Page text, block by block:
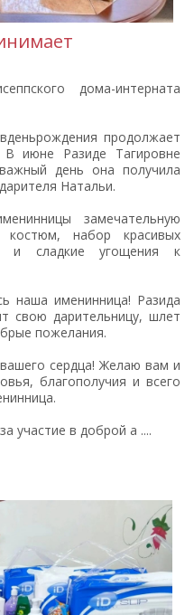
дома-интерната
продолжает
июне Разиде Тагировне
день она получила
Натальи.
замечательную
костюм, набор красивых
и сладкие угощения к
наша именинница! Разида
свою дарительницу, шлет
пожелания.
сердца! Желаю вам и
благополучия и всего
участие в доброй а ....